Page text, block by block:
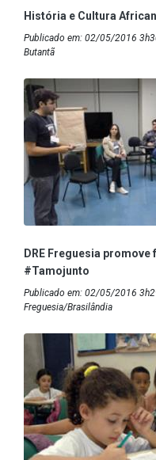
História e Cultura
Publicado em: 02/05/2016
Butantã
DRE Freguesia
#Tamojunto
Publicado em: 02/05/2016
Freguesia/Brasilândia